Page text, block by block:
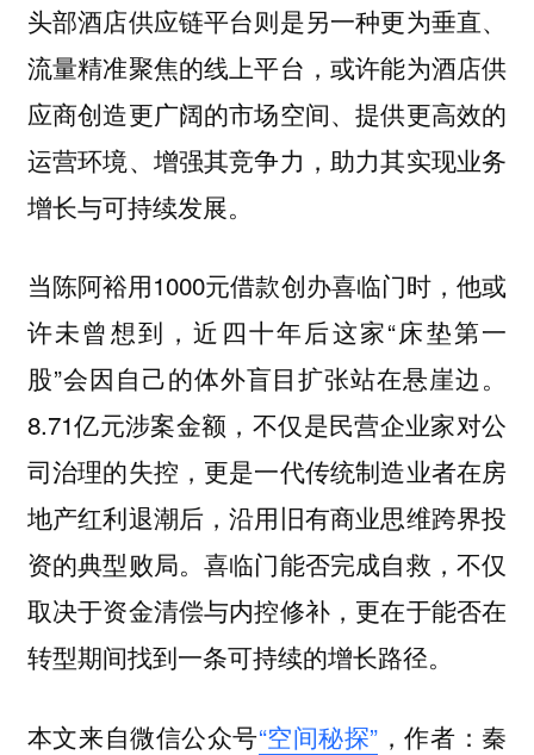
头部酒店供应链平台则是另一种更为垂直、
流量精准聚焦的线上平台，或许能为酒店供
应商创造更广阔的市场空间、提供更高效的
运营环境、增强其竞争力，助力其实现业务
增长与可持续发展。
当陈阿裕用1000元借款创办喜临门时，他或
许未曾想到，近四十年后这家“床垫第一
股”会因自己的体外盲目扩张站在悬崖边。
8.71亿元涉案金额，不仅是民营企业家对公
司治理的失控，更是一代传统制造业者在房
地产红利退潮后，沿用旧有商业思维跨界投
资的典型败局。喜临门能否完成自救，不仅
取决于资金清偿与内控修补，更在于能否在
转型期间找到一条可持续的增长路径。
本文来自微信公众号“空间秘探” ，作者：秦